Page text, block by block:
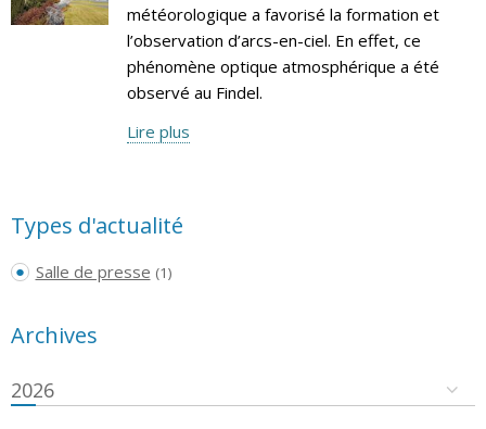
météorologique a favorisé la formation et
l’observation d’arcs-en-ciel. En effet, ce
phénomène optique atmosphérique a été
observé au Findel.
Lire plus
Types d'actualité
Salle de presse (1)
Archives
2026